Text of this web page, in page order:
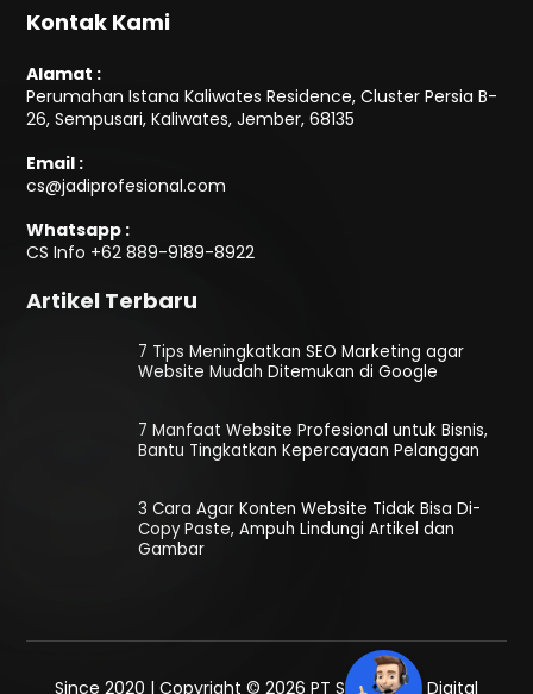
Kontak Kami
Alamat :
Perumahan Istana Kaliwates Residence, Cluster Persia B-
26, Sempusari, Kaliwates, Jember, 68135
Email :
cs@jadiprofesional.com
Whatsapp :
CS Info +62 889-9189-8922
Artikel Terbaru
7 Tips Meningkatkan SEO Marketing agar
Website Mudah Ditemukan di Google
7 Manfaat Website Profesional untuk Bisnis,
Bantu Tingkatkan Kepercayaan Pelanggan
3 Cara Agar Konten Website Tidak Bisa Di-
Copy Paste, Ampuh Lindungi Artikel dan
Gambar
Since 2020 | Copyright © 2026 PT SEO Media Digital